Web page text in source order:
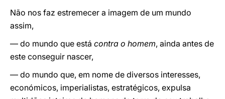
Não nos faz estremecer a imagem de um mundo
assim,
— do mundo que está contra o homem, ainda antes de
este conseguir nascer,
— do mundo que, em nome de diversos interesses,
económicos, imperialistas, estratégicos, expulsa